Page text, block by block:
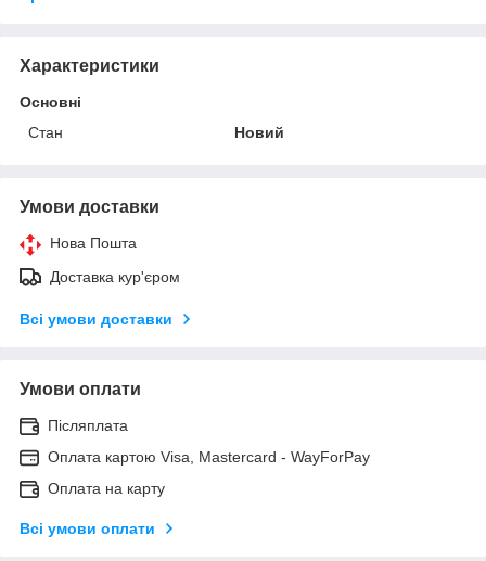
Характеристики
Основні
Стан
Новий
Умови доставки
Нова Пошта
Доставка кур'єром
Всі умови доставки
Умови оплати
Післяплата
Оплата картою Visa, Mastercard - WayForPay
Оплата на карту
Всі умови оплати